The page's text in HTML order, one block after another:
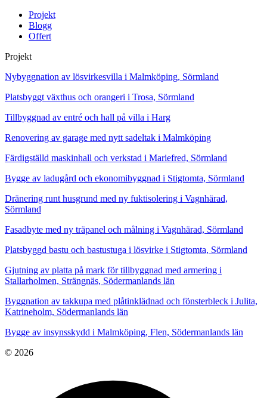
Projekt
Blogg
Offert
Projekt
Nybyggnation av lösvirkesvilla i Malmköping, Sörmland
Platsbyggt växthus och orangeri i Trosa, Sörmland
Tillbyggnad av entré och hall på villa i Harg
Renovering av garage med nytt sadeltak i Malmköping
Färdigställd maskinhall och verkstad i Mariefred, Sörmland
Bygge av ladugård och ekonomibyggnad i Stigtomta, Sörmland
Dränering runt husgrund med ny fuktisolering i Vagnhärad,
Sörmland
Fasadbyte med ny träpanel och målning i Vagnhärad, Sörmland
Platsbyggd bastu och bastustuga i lösvirke i Stigtomta, Sörmland
Gjutning av platta på mark för tillbyggnad med armering i
Stallarholmen, Strängnäs, Södermanlands län
Byggnation av takkupa med plåtinklädnad och fönsterbleck i Julita,
Katrineholm, Södermanlands län
Bygge av insynsskydd i Malmköping, Flen, Södermanlands län
© 2026